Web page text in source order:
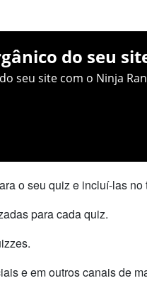
do seu
seu site com o Ninja
o seu quiz e incluí-las
para cada quiz.
e em outros canais de